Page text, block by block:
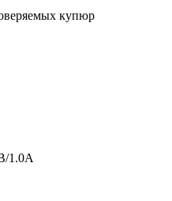
купюр
1.0A